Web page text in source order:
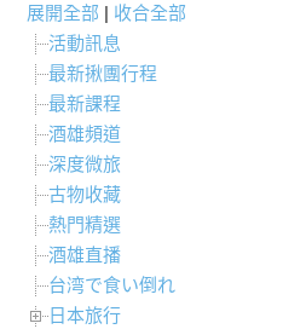
展開全部 | 收合全部
活動訊息
最新揪團行程
最新課程
酒雄頻道
深度微旅
古物收藏
熱門精選
酒雄直播
台湾で食い倒れ
日本旅行